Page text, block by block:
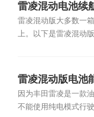
雷凌混动电池续
雷凌混动版大多数一
上。以下是雷凌混动
雷凌混动版电池
因为丰田雷凌是一款
不能使用纯电模式行